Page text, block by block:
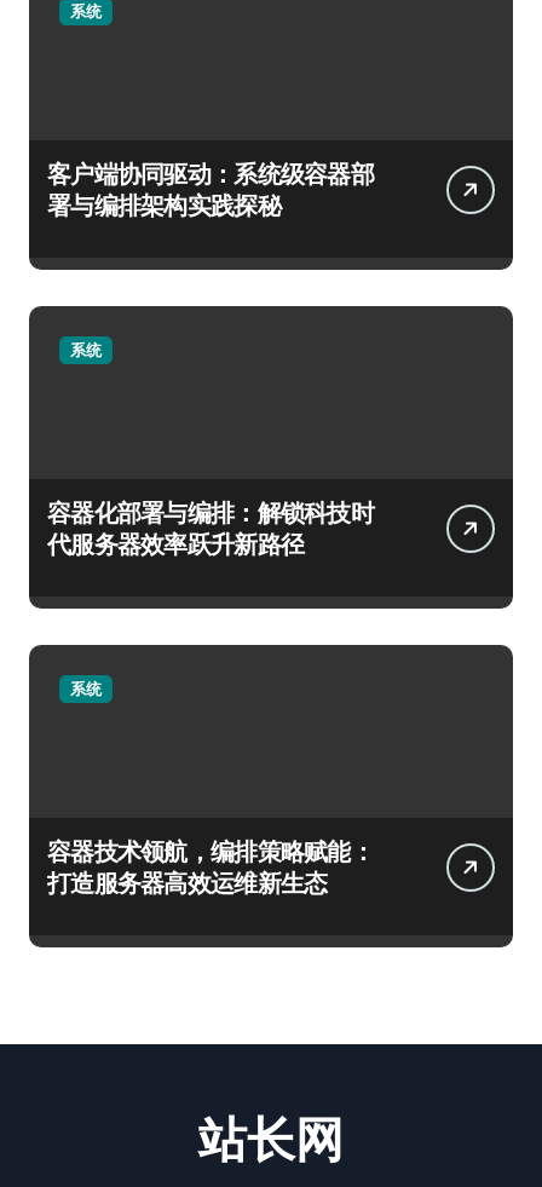
系统
客户端协同驱动：系统级容器部
署与编排架构实践探秘
系统
容器化部署与编排：解锁科技时
代服务器效率跃升新路径
系统
容器技术领航，编排策略赋能：
打造服务器高效运维新生态
站长网